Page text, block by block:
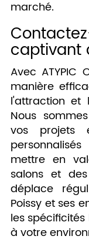
marché.
captivant
Avec ATYPIC
manière
l'attraction et
Nous
vos projets
mettre en
salons et
déplace
Poissy et ses
les
à votre